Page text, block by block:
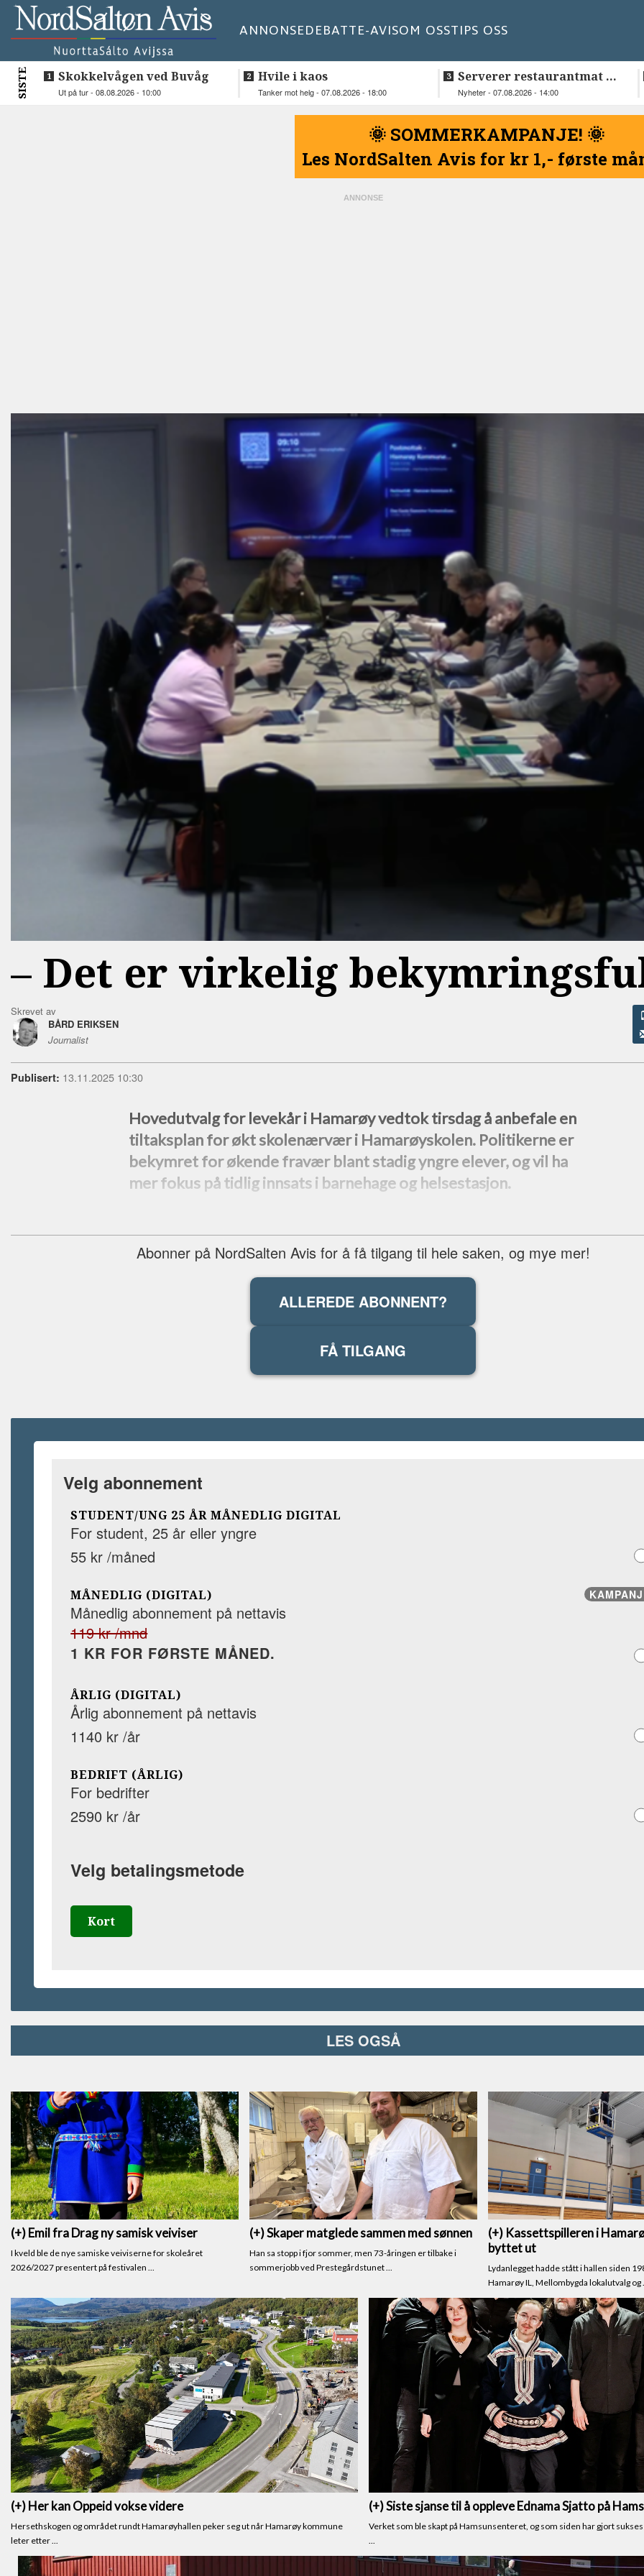
ANNONSEDEBATTE-AVISOM OSSTIPS OSS
SISTE Skokkelvågen ved Buvåg
Ut på tur - 08.08.2026 - 10:00
Hvile i kaos
Tanker mot helg - 07.08.2026 - 18:00
Serverer restaurantmat til
beboerne
Nyheter - 07.08.2026 - 14:00
🌞 SOMMERKAMPANJE! 🌞
Les NordSalten Avis for kr 1,- første
–⁠ Det er virkelig
Skrevet av
BÅRD ERIKSEN
Journalist
Publisert: 13.11.2025 10:30
Hovedutvalg for levekår i Hamarøy vedtok tirsdag å anbefale en
tiltaksplan for økt skolenærvær i Hamarøyskolen. Politikerne er
bekymret for økende fravær blant stadig yngre elever, og vil ha
mer fokus på tidlig innsats i barnehage og helsestasjon.
Abonner på NordSalten Avis for å få tilgang til hele saken, og mye mer!
ALLEREDE ABONNENT?
FÅ TILGANG
Velg abonnement
STUDENT/UNG 25 ÅR MÅNEDLIG DIGITAL
For student, 25 år eller yngre
55 kr /måned
MÅNEDLIG (DIGITAL)
Månedlig abonnement på nettavis
119 kr /mnd
1 KR FOR FØRSTE MÅNED.
ÅRLIG (DIGITAL)
Årlig abonnement på nettavis
1140 kr /år
BEDRIFT (ÅRLIG)
For bedrifter
2590 kr /år
Velg betalingsmetode
Kort
LES OGSÅ